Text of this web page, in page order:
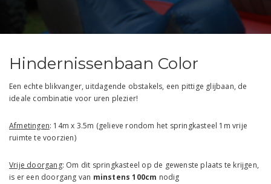
Hindernissenbaan Color
Een echte blikvanger, uitdagende obstakels, een pittige glijbaan, de
ideale combinatie voor uren plezier!
Afmetingen: 14m x 3.5m (gelieve rondom het springkasteel 1m vrije
ruimte te voorzien)
Vrije doorgang: Om dit springkasteel op de gewenste plaats te krijgen,
is er een doorgang van minstens 100cm nodig